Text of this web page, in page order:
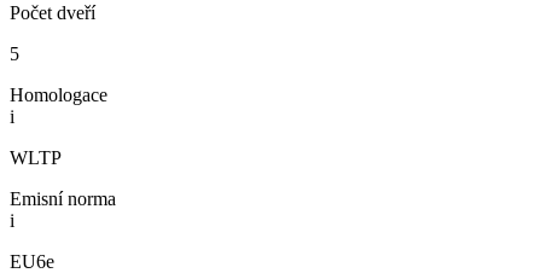
Počet dveří
5
Homologace
i
WLTP
Emisní norma
i
EU6e